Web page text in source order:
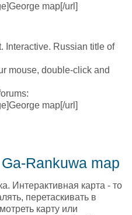
map[/url]
Interactive. Russian title of
mouse, double-click and
map[/url]
Rankuwa map
Интерактивная карта - то
перетаскивать в
карту или